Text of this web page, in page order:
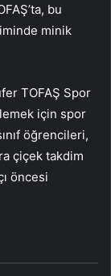
bu
minik
TOFAŞ Spor
için spor
öğrencileri,
çiçek takdim
öncesi